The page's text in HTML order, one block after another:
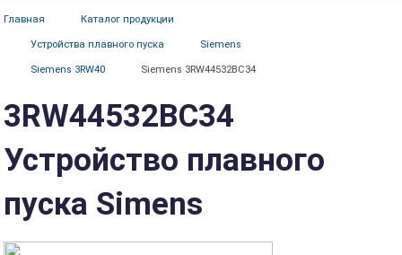
Главная Каталог продукции
Устройства плавного пуска Siemens
Siemens 3RW40 Siemens 3RW44532BC34
3RW44532BC34
Устройство плавного
пуска Simens